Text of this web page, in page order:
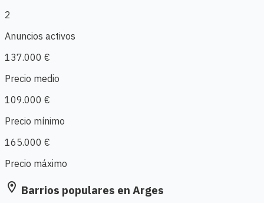
2
Anuncios activos
137.000 €
Precio medio
109.000 €
Precio mínimo
165.000 €
Precio máximo
location_on Barrios populares en Arges